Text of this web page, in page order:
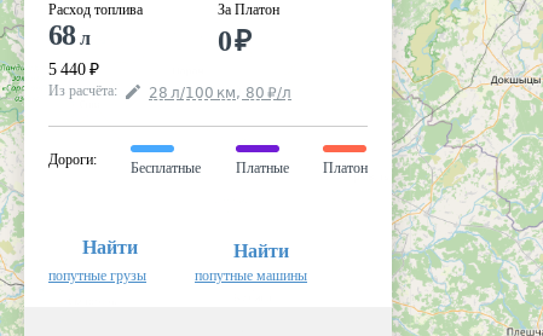
Расход топлива
68л
5 440 ₽
За Платон
0₽
Из расчёта: 28 л/100 км, 80 ₽/л
Дороги:
Бесплатные Платные Платон
Найти
попутные грузы
Найти
попутные машины